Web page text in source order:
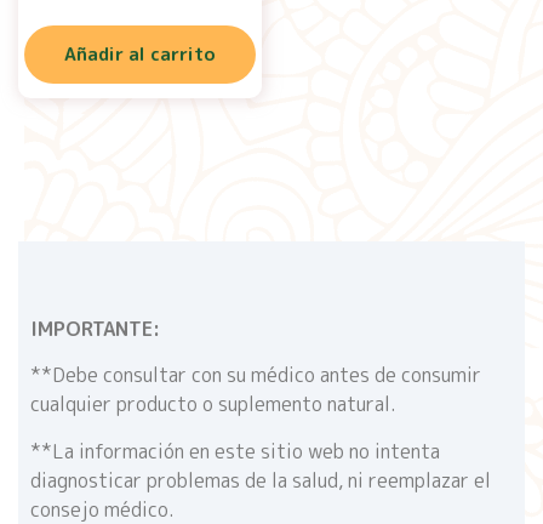
Añadir al carrito
IMPORTANTE:
**Debe consultar con su médico antes de consumir
cualquier producto o suplemento natural.
**La información en este sitio web no intenta
diagnosticar problemas de la salud, ni reemplazar el
consejo médico.